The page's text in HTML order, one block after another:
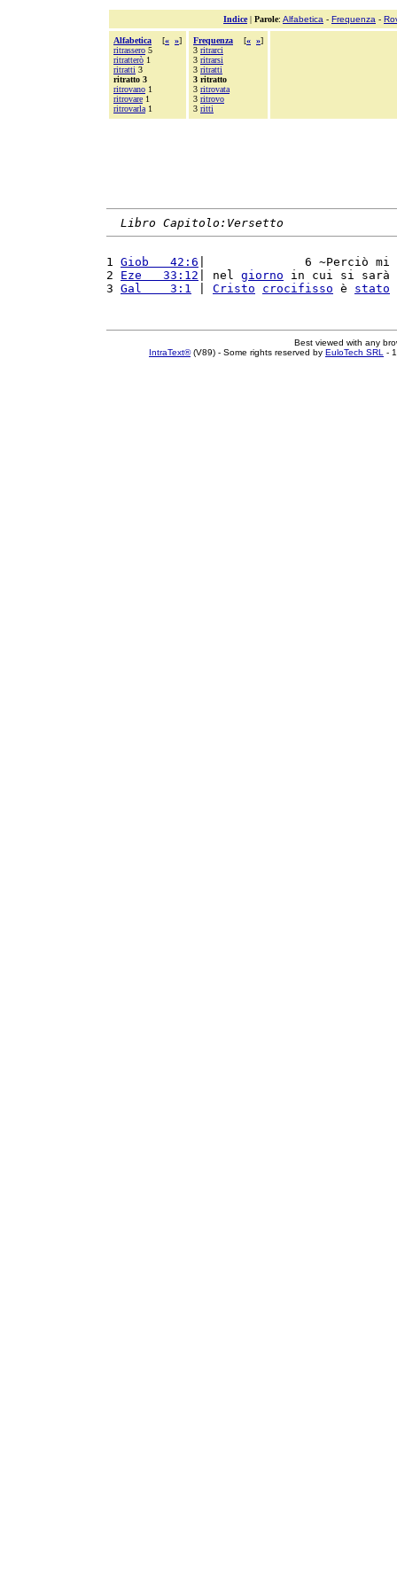
Indice| Parole: Alfabetica - Frequenza -
Alfabetica [« »]
ritrassero 5
ritratterò 1
ritratti 3
ritratto 3
ritrovano 1
ritrovare 1
ritrovarla 1
Frequenza [« »]
3 ritrarci
3 ritrarsi
3 ritratti
3 ritratto
3 ritrovata
3 ritrovo
3 ritti
Libro Capitolo:Versetto
1 Giob   42:6 |              6 ~Perciò mi
2 Eze   33:12 | nel giorno in cui si sarà
3 Gal    3:1 Cristo crocifisso è stato
Best viewed with any
IntraText®(V89) - Some rights reserved by EuloTech SRL -